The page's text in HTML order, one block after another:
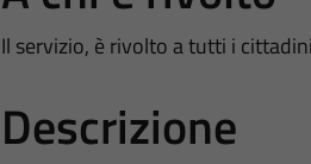
Il servizio, è rivolto a tutti i
Descrizione